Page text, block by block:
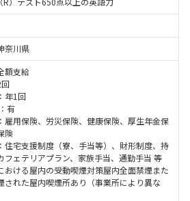
奈川県
額支給
年1回
有
雇用保険、労災保険、健康保険、厚生年金保
険
住宅支援制度（寮、手当等）、財形制度、持
フェテリアプラン、家族手当、通勤手当 等
おける屋内の受動喫煙対策屋内全面禁煙また
された屋内喫煙所あり（事業所により異な